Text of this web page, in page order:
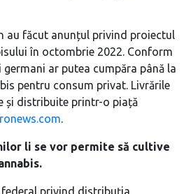
au făcut anunțul privind proiectul
în octombrie 2022. Conform
ar putea cumpăra până la
pentru consum privat. Livrările
și distribuite printr-o piață
.
li se vor permite să cultive
federal privind distribuția